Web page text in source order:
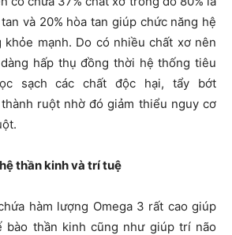
và 20% hòa tan giúp chức năng hệ
mạnh. Do có nhiều chất xơ nên
hấp thụ đồng thời hệ thống tiêu
sạch các chất độc hại, tẩy bớt
ruột nhờ đó giảm thiểu nguy cơ
thần kinh và trí tuệ
hàm lượng Omega 3 rất cao giúp
bào thần kinh cũng như giúp trí não